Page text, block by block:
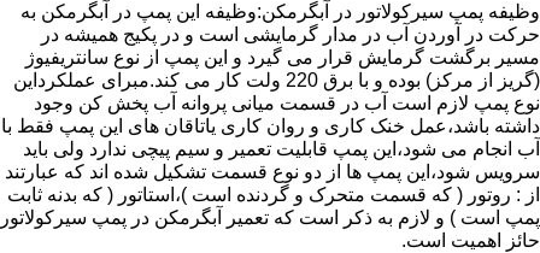
وظیفه پمپ سیرکولاتور در آبگرمکن:وظیفه این پمپ در آبگرمکن به
حرکت در آوردن آب در مدار گرمایشی است و در پکیج همیشه در
مسیر برگشت گرمایش قرار می گیرد و این پمپ از نوع سانتریفیوژ
(گریز از مرکز) بوده و با برق 220 ولت کار می کند.مبرای عملکرداین
نوع پمپ لازم است آب در قسمت میانی پروانه آب پخش کن وجود
داشته باشد،عمل خنک کاری و روان کاری یاتاقان های این پمپ فقط با
آب انجام می شود،این پمپ قابلیت تعمیر و سیم پیچی ندارد ولی باید
سرویس شود،این پمپ ها از دو نوع قسمت تشکیل شده اند که عبارتند
از : روتور ( که قسمت متحرک و گردنده است )،استاتور ( که بدنه ثابت
پمپ است ) و لازم به ذکر است که تعمیر آبگرمکن در پمپ سیرکولاتور
حائز اهمیت است.